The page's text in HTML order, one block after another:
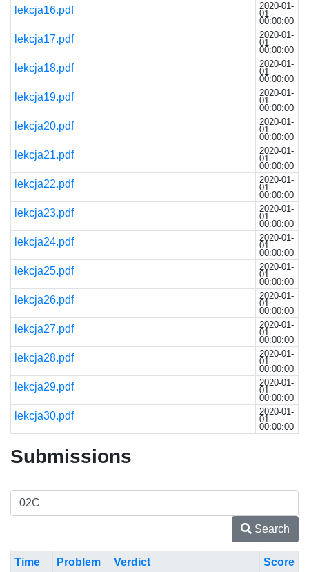
lekcja16.pdf 2020-01-
01
00:00:00
lekcja17.pdf 2020-01-
01
00:00:00
lekcja18.pdf 2020-01-
01
00:00:00
lekcja19.pdf 2020-01-
01
00:00:00
lekcja20.pdf 2020-01-
01
00:00:00
lekcja21.pdf 2020-01-
01
00:00:00
lekcja22.pdf 2020-01-
01
00:00:00
lekcja23.pdf 2020-01-
01
00:00:00
lekcja24.pdf 2020-01-
01
00:00:00
lekcja25.pdf 2020-01-
01
00:00:00
lekcja26.pdf 2020-01-
01
00:00:00
lekcja27.pdf 2020-01-
01
00:00:00
lekcja28.pdf 2020-01-
01
00:00:00
lekcja29.pdf 2020-01-
01
00:00:00
lekcja30.pdf 2020-01-
01
00:00:00
Submissions
Search
Time Problem Verdict Score